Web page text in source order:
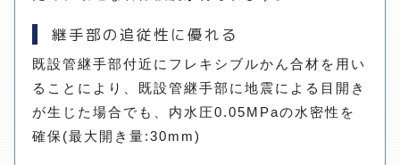
継手部の追従性に優れる
既設管継手部付近にフレキシブルかん合材を用い
ることにより、既設管継手部に地震による目開き
が生じた場合でも、内水圧0.05MPaの水密性を
確保(最大開き量:30mm)